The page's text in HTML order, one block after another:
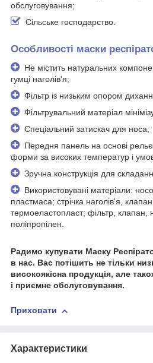
обслуговування;
Сільське господарство.
Особливості маски
Не містить натуральних
гумці наголів'я;
Фільтр із низьким опором
Фільтрувальний матеріал
Спеціальний затискач для носа;
Передня панель на основі
форми за високих температур і
Зручна конструкція для
Використовувані матеріали:
пластмаса; стрічка наголів'я,
термоеластопласт; фільтр,
поліпропілен.
Радимо купувати Маску
в нас. Вас потішить не тільки
високоякісна продукція, але
і приємне обслуговування.
Приховати
Характеристики